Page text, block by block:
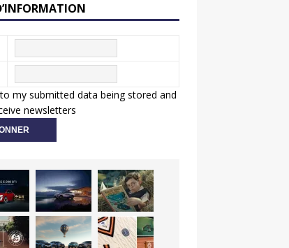
my submitted data being stored and
newsletters